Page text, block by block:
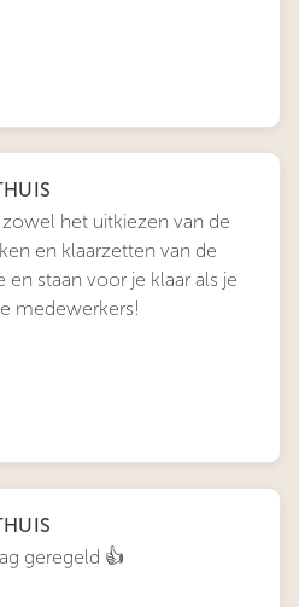
het uitkiezen van de
en klaarzetten van de
staan voor je klaar als je
medewerkers!
geregeld 👍